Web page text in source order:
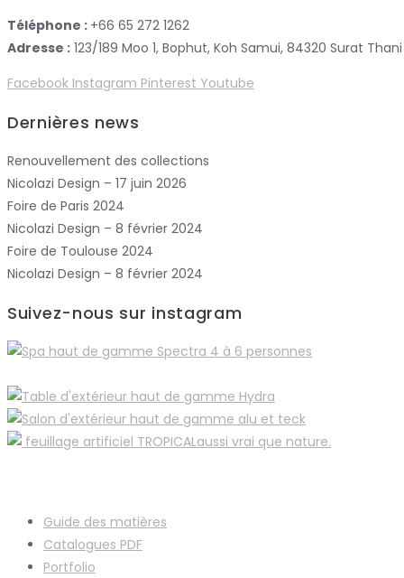
Téléphone : +66 65 272 1262
Adresse : 123/189 Moo 1, Bophut, Koh Samui, 84320 Surat Thani
Facebook Instagram Pinterest Youtube
Dernières news
Renouvellement des collections
Nicolazi Design – 17 juin 2026
Foire de Paris 2024
Nicolazi Design – 8 février 2024
Foire de Toulouse 2024
Nicolazi Design – 8 février 2024
Suivez-nous sur instagram
Guide des matières
Catalogues PDF
Portfolio